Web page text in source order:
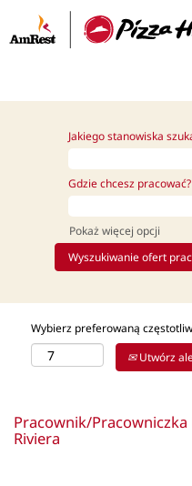
Jakiego stanowiska
Gdzie chcesz pracować?
Pokaż więcej opcji
Wybierz preferowaną
Utwórz
Pracownik/Pracowniczka
Riviera